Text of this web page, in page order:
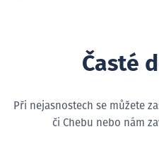
Časté
Při nejasnostech se můžete
či Chebu nebo nám